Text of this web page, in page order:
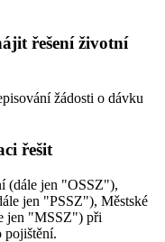
řešení životní
žádosti o dávku
řešit
(dále jen "OSSZ"),
jen "PSSZ"), Městské
jen "MSSZ") při
pojištění.